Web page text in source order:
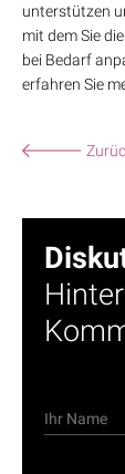
unterstützen
mit dem Sie
bei Bedarf
erfahren Sie